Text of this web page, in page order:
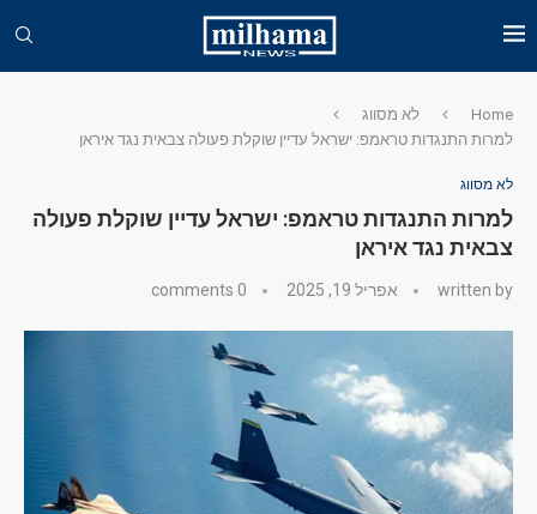
Home
לא מסווג
למרות התנגדות טראמפ: ישראל עדיין שוקלת פעולה צבאית נגד איראן
לא מסווג
למרות התנגדות טראמפ: ישראל עדיין שוקלת פעולה
צבאית נגד איראן
written by אפריל 19, 2025 0 comments